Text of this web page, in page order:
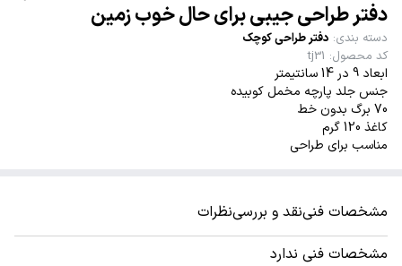
دفتر طراحی جیبی برای حال خوب زمین
دسته بندی: دفتر طراحی کوچک
کد محصول:
tj31
ابعاد 9 در 14 سانتیمتر
جنس جلد پارچه مخمل کوبیده
70 برگ بدون خط
کاغذ 120 گرم
مناسب برای طراحی
مشخصات فنینقد و بررسینظرات
مشخصات فنی ندارد